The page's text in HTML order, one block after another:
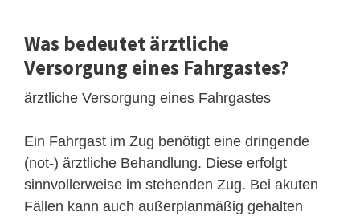
Was bedeutet ärztliche
Versorgung eines Fahrgastes?
ärztliche Versorgung eines Fahrgastes
Ein Fahrgast im Zug benötigt eine dringende
(not-) ärztliche Behandlung. Diese erfolgt
sinnvollerweise im stehenden Zug. Bei akuten
Fällen kann auch außerplanmäßig gehalten